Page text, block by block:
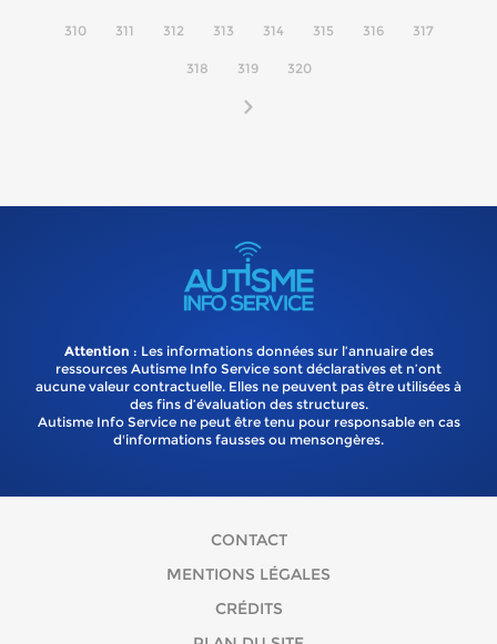
310 311 312 313 314 315 316 317
318 319 320
Attention : Les informations données sur l’annuaire des
ressources Autisme Info Service sont déclaratives et n’ont
aucune valeur contractuelle. Elles ne peuvent pas être utilisées à
des fins d’évaluation des structures.
Autisme Info Service ne peut être tenu pour responsable en cas
d'informations fausses ou mensongères.
CONTACT
MENTIONS LÉGALES
CRÉDITS